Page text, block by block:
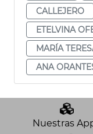
CALLEJERO
ETELVINA
MARÍA
ANA
Nuestras